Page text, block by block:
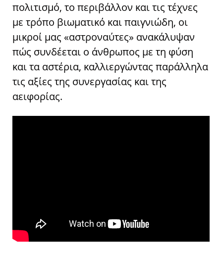
πολιτισμό, το περιβάλλον και τις τέχνες
με τρόπο βιωματικό και παιγνιώδη, οι
μικροί μας «αστροναύτες» ανακάλυψαν
πώς συνδέεται ο άνθρωπος με τη φύση
και τα αστέρια, καλλιεργώντας παράλληλα
τις αξίες της συνεργασίας και της
αειφορίας.